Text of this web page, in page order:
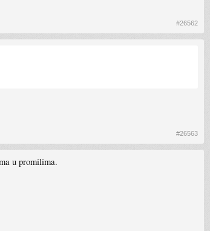
#26562
#26563
u promilima.